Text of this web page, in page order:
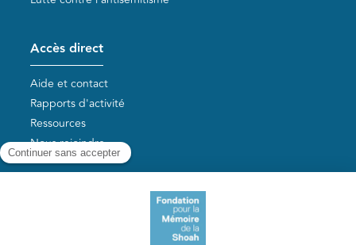
Accès direct
Aide et contact
Rapports d'activité
Ressources
Nous rejoindre
Aide aux survivants de la Shoah